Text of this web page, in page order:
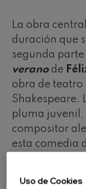
La obra
duración que
segunda parte
veranode
obra de
Shakespeare.
pluma juvenil,
compositor
esta comedia
Uso de Cookies